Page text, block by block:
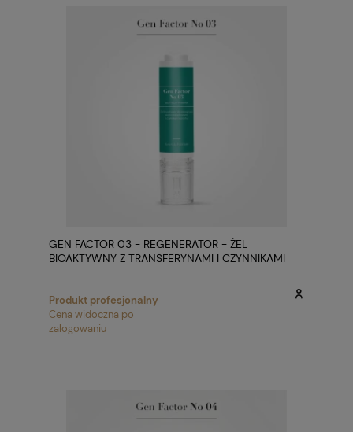
GEN FACTOR 03 - REGENERATOR - ŻEL
BIOAKTYWNY Z TRANSFERYNAMI I CZYNNIKAMI
Produkt profesjonalny
Cena widoczna po
zalogowaniu